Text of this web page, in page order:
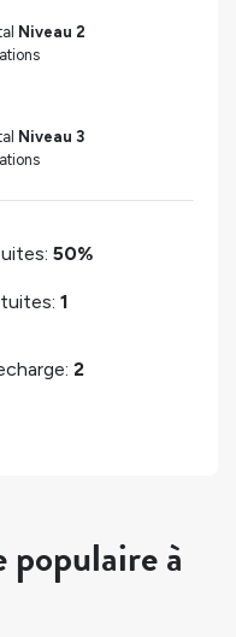
Niveau 2
Niveau 3
50%
1
2
populaire à